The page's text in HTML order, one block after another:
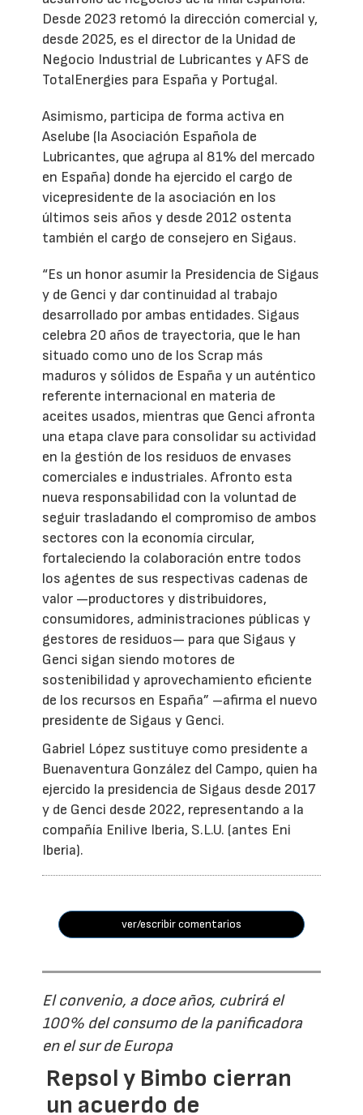
Desde 2023 retomó la dirección comercial y,
desde 2025, es el director de la Unidad de
Negocio Industrial de Lubricantes y AFS de
TotalEnergies para España y Portugal.
Asimismo, participa de forma activa en
Aselube (la Asociación Española de
Lubricantes, que agrupa al 81% del mercado
en España) donde ha ejercido el cargo de
vicepresidente de la asociación en los
últimos seis años y desde 2012 ostenta
también el cargo de consejero en Sigaus.
“Es un honor asumir la Presidencia de Sigaus
y de Genci y dar continuidad al trabajo
desarrollado por ambas entidades. Sigaus
celebra 20 años de trayectoria, que le han
situado como uno de los Scrap más
maduros y sólidos de España y un auténtico
referente internacional en materia de
aceites usados, mientras que Genci afronta
una etapa clave para consolidar su actividad
en la gestión de los residuos de envases
comerciales e industriales. Afronto esta
nueva responsabilidad con la voluntad de
seguir trasladando el compromiso de ambos
sectores con la economía circular,
fortaleciendo la colaboración entre todos
los agentes de sus respectivas cadenas de
valor —productores y distribuidores,
consumidores, administraciones públicas y
gestores de residuos— para que Sigaus y
Genci sigan siendo motores de
sostenibilidad y aprovechamiento eficiente
de los recursos en España” –afirma el nuevo
presidente de Sigaus y Genci.
Gabriel López sustituye como presidente a
Buenaventura González del Campo, quien ha
ejercido la presidencia de Sigaus desde 2017
y de Genci desde 2022, representando a la
compañía Enilive Iberia, S.L.U. (antes Eni
Iberia).
ver/escribir comentarios
El convenio, a doce años, cubrirá el
100% del consumo de la panificadora
en el sur de Europa
Repsol y Bimbo cierran
un acuerdo de